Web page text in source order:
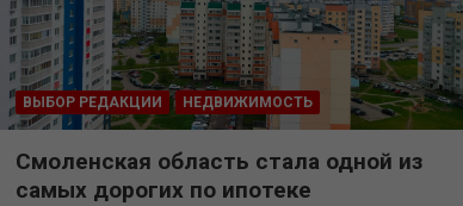
ВЫБОР РЕДАКЦИИ НЕДВИЖИМОСТЬ
Смоленская область стала одной из
самых дорогих по ипотеке